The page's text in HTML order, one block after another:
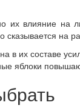
их влияние на
сказывается на
в их составе
яблоки